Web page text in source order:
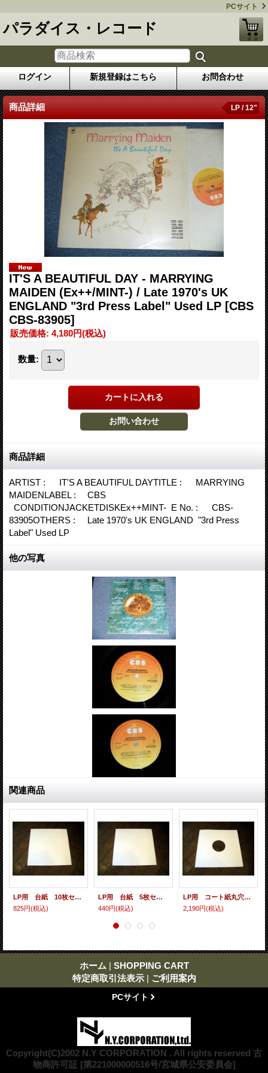
PCサイト
パラダイス・レコード
ログイン 新規登録はこちら お問合わせ
商品詳細 LP / 12"
IT'S A BEAUTIFUL DAY - MARRYING
MAIDEN (Ex++/MINT-) / Late 1970's UK
ENGLAND "3rd Press Label" Used LP [CBS
CBS-83905]
販売価格: 4,180円(税込)
数量:
商品詳細
ARTIST : IT'S A BEAUTIFUL DAYTITLE : MARRYING
MAIDENLABEL : CBS
CONDITIONJACKETDISKEx++MINT- E No. : CBS-
83905OTHERS : Late 1970's UK ENGLAND "3rd Press
Label" Used LP
他の写真
関連商品
LP用 台紙 10枚セット
825円(税込)
LP用 台紙 5枚セット
440円(税込)
LP用 コート紙丸穴ジャケ 10枚セット
2,190円(税込)
ホーム | SHOPPING CART
特定商取引法表示 | ご利用案内
PCサイト
Copyright(C)2002 N.Y CORPORATION . All rights reserved 古
物商許可証 [第221000000516号/宮城県公安委員会]